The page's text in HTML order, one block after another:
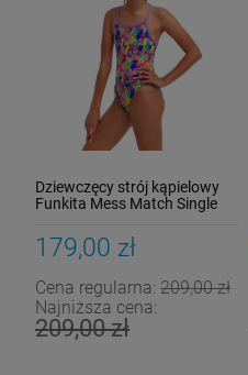
Dziewczęcy strój kąpielowy
Funkita Mess Match Single
179,00 zł
Cena regularna: 209,00 zł
Najniższa cena:
209,00 zł